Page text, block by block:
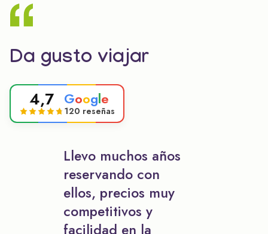
Da gusto viajar
4,7 Google
120 reseñas
Llevo muchos años
reservando con
ellos, precios muy
competitivos y